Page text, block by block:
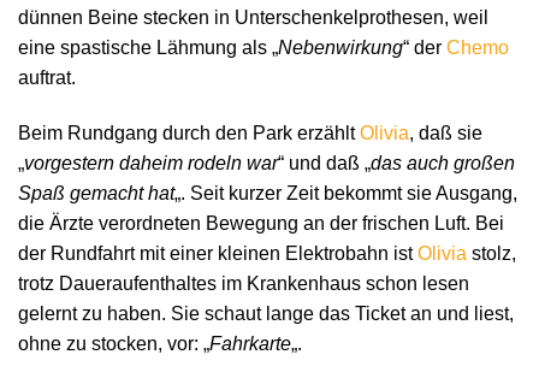
dünnen Beine stecken in Unterschenkelprothesen, weil
eine spastische Lähmung als „Nebenwirkung“ der Chemo
auftrat.
Beim Rundgang durch den Park erzähltOlivia, daß sie
„vorgestern daheim rodeln war“ und daß „das auch großen
Spaß gemacht hat„. Seit kurzer Zeit bekommt sie Ausgang,
die Ärzte verordneten Bewegung an der frischen Luft. Bei
der Rundfahrt mit einer kleinen Elektrobahn istOlivia stolz,
trotz Daueraufenthaltes im Krankenhaus schon lesen
gelernt zu haben. Sie schaut lange das Ticket an und liest,
ohne zu stocken, vor: „Fahrkarte„.